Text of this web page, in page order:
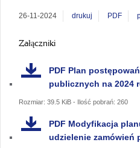
26-11-2024 drukuj PDF
Załączniki
PDF Plan
publicznych na 2024
Rozmiar: 39.5 KiB - Ilość pobrań: 260
PDF Modyfikacja
udzielenie zamówień